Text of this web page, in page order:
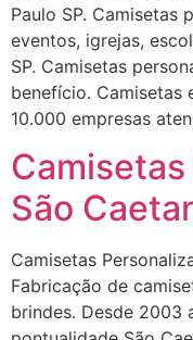
Paulo SP. Camisetas
eventos, igrejas,
SP. Camisetas
benefício. Camisetas
10.000 empresas
São
Camisetas
Fabricação de
brindes. Desde 2003